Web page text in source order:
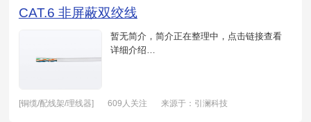
CAT.6 非屏蔽双绞线
暂无简介，简介正在整理中，点击链接查看
详细介绍…
[铜缆/配线架/理线器] 609人关注
来源于：引澜科技